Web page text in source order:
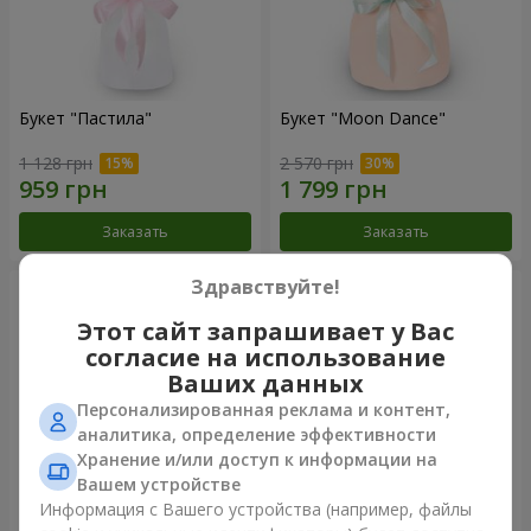
Букет "Пастила"
1 128 грн
Заказать
Букет "Moon Dance"
2 570 грн
Заказать
Здравствуйте!
Этот сайт запрашивает у Вас
согласие на использование
Ваших данных
Персонализированная реклама и контент,
аналитика, определение эффективности
Хранение и/или доступ к информации на
Вашем устройстве
Информация с Вашего устройства (например, файлы